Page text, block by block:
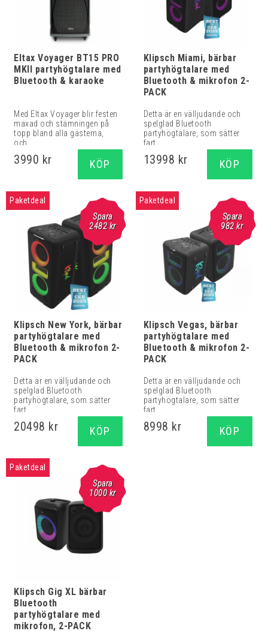
Eltax Voyager BT15 PRO
MKII partyhögtalare med
Bluetooth & karaoke
Med Eltax Voyager blir festen
maxad och stämningen på
topp bland alla gästerna,
och...
3990 kr KÖP
Klipsch Miami, bärbar
partyhögtalare med
Bluetooth & mikrofon 2-
PACK
Detta är en välljudande och
spelglad Bluetooth
partyhögtalare, som sätter
fart...
13998 kr KÖP
Spara
2482 kr
Paketdeal
Klipsch New York, bärbar
partyhögtalare med
Bluetooth & mikrofon 2-
PACK
Detta är en välljudande och
spelglad Bluetooth
partyhögtalare, som sätter
fart...
20498 kr KÖP
Spara
982 kr
Paketdeal
Klipsch Vegas, bärbar
partyhögtalare med
Bluetooth & mikrofon 2-
PACK
Detta är en välljudande och
spelglad Bluetooth
partyhögtalare, som sätter
fart...
8998 kr KÖP
Spara
1000 kr
Paketdeal
Klipsch Gig XL bärbar
Bluetooth
partyhögtalare med
mikrofon, 2-PACK